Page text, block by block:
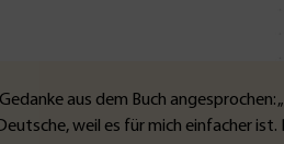
aus dem Buch
weil es für mich einfacher